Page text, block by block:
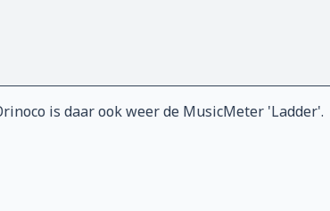
is daar ook weer de MusicMeter 'Ladder'.